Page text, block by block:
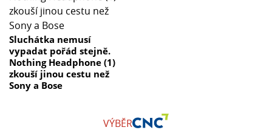
Sluchátka nemusí
vypadat pořád stejně.
Nothing Headphone (1)
zkouší jinou cestu než
Sony a Bose
VÝBĚR